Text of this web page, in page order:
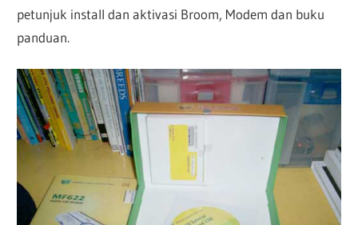
petunjuk install dan aktivasi Broom, Modem dan buku
panduan.